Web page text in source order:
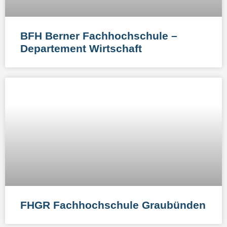
BFH Berner Fachhochschule –
Departement Wirtschaft​
FHGR Fachhochschule Graubünden